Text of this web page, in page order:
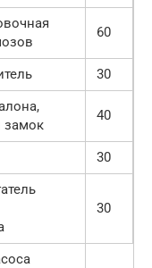
60
30
замок
40
30
30